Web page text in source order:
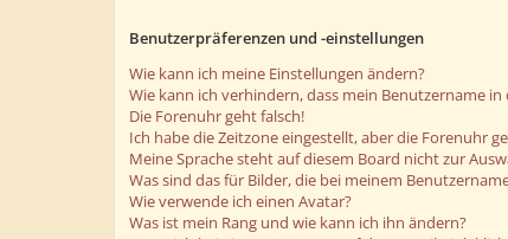
Benutzerpräferenzen und -einstellungen
Wie kann ich meine Einstellungen ändern?
Wie kann ich verhindern, dass mein Benutzername
Die Forenuhr geht falsch!
Ich habe die Zeitzone eingestellt, aber die Forenuhr
Meine Sprache steht auf diesem Board nicht zur
Was sind das für Bilder, die bei meinem
Wie verwende ich einen Avatar?
Was ist mein Rang und wie kann ich ihn ändern?